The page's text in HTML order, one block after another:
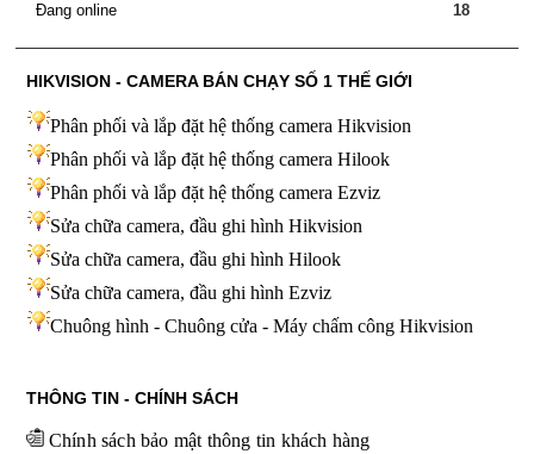
Đang online
18
HIKVISION - CAMERA BÁN CHẠY SỐ 1 THẾ GIỚI
Phân phối và lắp đặt hệ thống camera Hikvision
Phân phối và lắp đặt hệ thống camera Hilook
Phân phối và lắp đặt hệ thống camera Ezviz
Sửa chữa camera, đầu ghi hình Hikvision
Sửa chữa camera, đầu ghi hình Hilook
Sửa chữa camera, đầu ghi hình Ezviz
Chuông hình - Chuông cửa - Máy chấm công Hikvision
THÔNG TIN - CHÍNH SÁCH
Chính sách bảo mật thông tin khách hàng